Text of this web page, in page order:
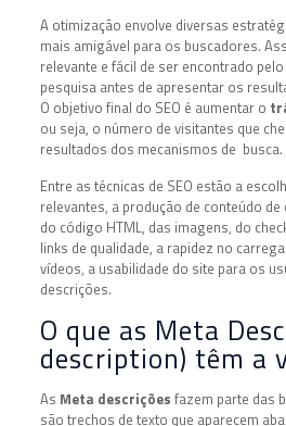
A otimização envolve diversas
mais amigável para os buscadores.
relevante e fácil de ser encontrado
pesquisa antes de apresentar os
O objetivo final do SEO é aumentar o
ou seja, o número de visitantes que
resultados dos mecanismos de busca.
Entre as técnicas de SEO estão a
relevantes, a produção de conteúdo
do código HTML, das imagens, do
links de qualidade, a rapidez no
vídeos, a usabilidade do site para os
descrições.
O que as Meta
description) têm a
As Meta descrições fazem parte das
são trechos de texto que aparecem